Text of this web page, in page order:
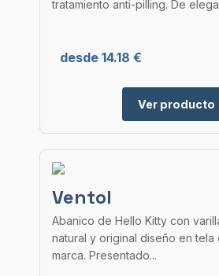
tratamiento anti-pilling. De
desde 14.18 €
Ver producto
Ventol
Abanico de Hello Kitty con
natural y original diseño en tela
marca. Presentado...